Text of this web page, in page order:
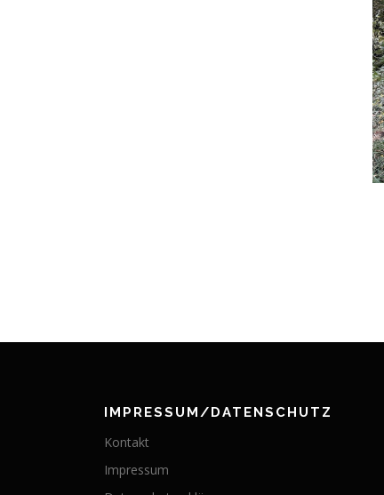
IMPRESSUM/DATENSCHUTZ
Kontakt
Impressum